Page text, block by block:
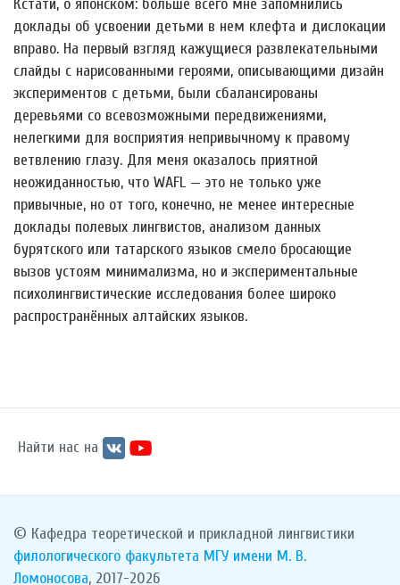
Кстати, о японском: больше всего мне запомнились
доклады об усвоении детьми в нем клефта и дислокации
вправо. На первый взгляд кажущиеся развлекательными
слайды с нарисованными героями, описывающими дизайн
экспериментов с детьми, были сбалансированы
деревьями со всевозможными передвижениями,
нелегкими для восприятия непривычному к правому
ветвлению глазу. Для меня оказалось приятной
неожиданностью, что WAFL — это не только уже
привычные, но от того, конечно, не менее интересные
доклады полевых лингвистов, анализом данных
бурятского или татарского языков смело бросающие
вызов устоям минимализма, но и экспериментальные
психолингвистические исследования более широко
распространённых алтайских языков.
Найти нас на
© Кафедра теоретической и прикладной лингвистики
филологического факультета МГУ имени М. В.
Ломоносова, 2017-2026